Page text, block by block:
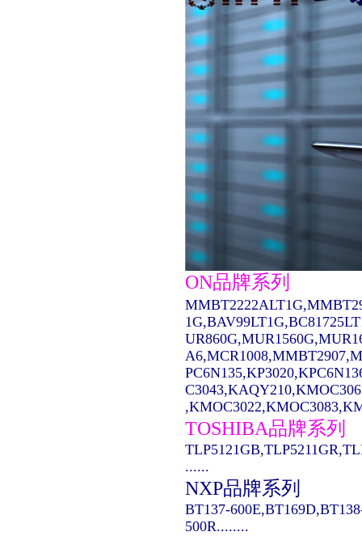
ON品牌系列
TOSHIBA品牌系列
......
NXP品牌系列
BT137-
500R........